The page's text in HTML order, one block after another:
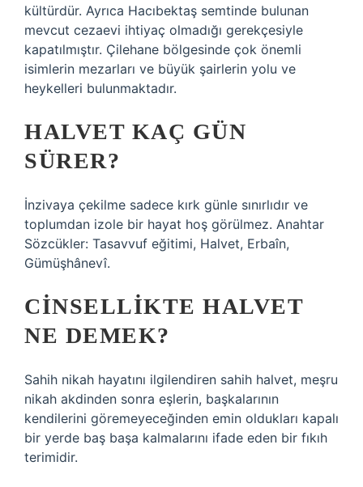
kültürdür. Ayrıca Hacıbektaş semtinde bulunan
mevcut cezaevi ihtiyaç olmadığı gerekçesiyle
kapatılmıştır. Çilehane bölgesinde çok önemli
isimlerin mezarları ve büyük şairlerin yolu ve
heykelleri bulunmaktadır.
HALVET KAÇ GÜN
SÜRER?
İnzivaya çekilme sadece kırk günle sınırlıdır ve
toplumdan izole bir hayat hoş görülmez. Anahtar
Sözcükler: Tasavvuf eğitimi, Halvet, Erbaîn,
Gümüşhânevî.
CINSELLIKTE HALVET
NE DEMEK?
Sahih nikah hayatını ilgilendiren sahih halvet, meşru
nikah akdinden sonra eşlerin, başkalarının
kendilerini göremeyeceğinden emin oldukları kapalı
bir yerde baş başa kalmalarını ifade eden bir fıkıh
terimidir.